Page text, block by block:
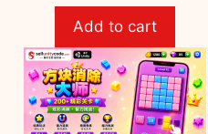
o
f
5
Add to cart